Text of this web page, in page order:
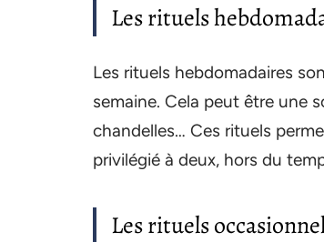
Les rituels
Les rituels hebdomadaires
semaine. Cela peut être une
chandelles… Ces rituels
privilégié à deux, hors du
Les rituels